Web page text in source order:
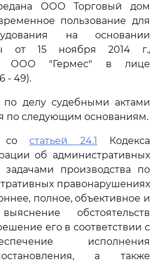
ООО Торговый дом
пользование для
на основании
от 15 ноября 2014 г.,
с ООО "Гермес" в лице
- 49).
делу судебными актами
по следующим основаниям.
состатьей 24.1 Кодекса
об административных
задачами производства по
правонарушениях
полное, объективное и
обстоятельств
его в соответствии с
исполнения
а также